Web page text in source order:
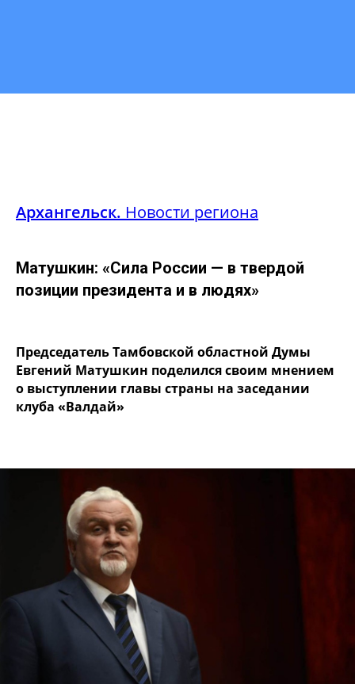
Архангельск. Новости региона
Матушкин: «Сила России — в твердой
позиции президента и в людях»
Председатель Тамбовской областной Думы
Евгений Матушкин поделился своим мнением
о выступлении главы страны на заседании
клуба «Валдай»